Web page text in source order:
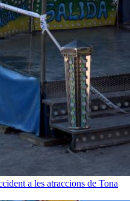
a les atraccions de Tona